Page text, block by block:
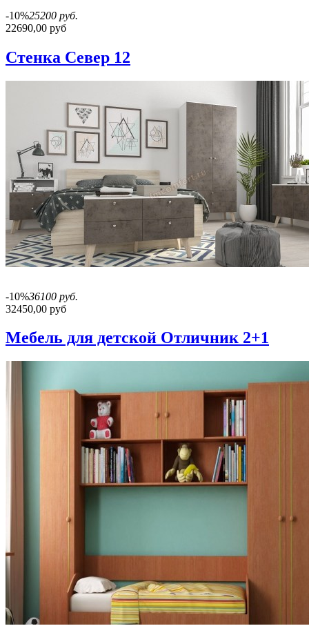
-10%25200 руб.
22690,00 руб
Стенка Север 12
-10%36100 руб.
32450,00 руб
Мебель для детской Отличник 2+1